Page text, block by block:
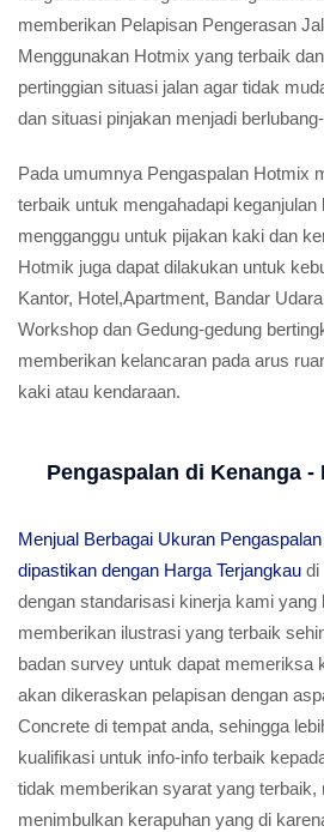
memberikan Pelapisan Pengerasan
Menggunakan Hotmix yang terbaik
pertinggian situasi jalan agar tidak
dan situasi pinjakan menjadi
Pada umumnya Pengaspalan Hotmix
terbaik untuk mengahadapi keganjulan
mengganggu untuk pijakan kaki dan
Hotmik juga dapat dilakukan untuk
Kantor, Hotel,Apartment, Bandar
Workshop dan Gedung-gedung
memberikan kelancaran pada arus
kaki atau kendaraan.
Pengaspalan di Kenanga -
Menjual Berbagai Ukuran
dipastikan dengan Harga Terjangkau di
dengan standarisasi kinerja kami yang
memberikan ilustrasi yang terbaik
badan survey untuk dapat memeriksa
akan dikeraskan pelapisan dengan
Concrete di tempat anda, sehingga
kualifikasi untuk info-info terbaik
tidak memberikan syarat yang terbaik,
menimbulkan kerapuhan yang di